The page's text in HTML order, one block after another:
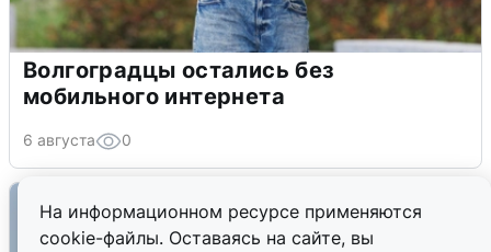
На информационном ресурсе применяются
cookie-файлы. Оставаясь на сайте, вы
Волгоградцы остались без
мобильного интернета
6 августа 0